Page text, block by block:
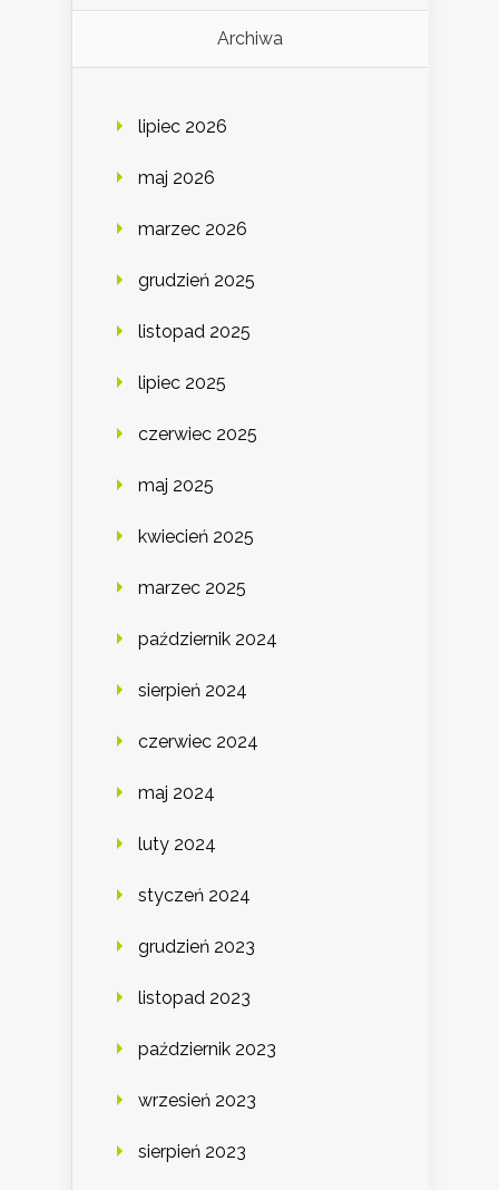
Archiwa
lipiec 2026
maj 2026
marzec 2026
grudzień 2025
listopad 2025
lipiec 2025
czerwiec 2025
maj 2025
kwiecień 2025
marzec 2025
październik 2024
sierpień 2024
czerwiec 2024
maj 2024
luty 2024
styczeń 2024
grudzień 2023
listopad 2023
październik 2023
wrzesień 2023
sierpień 2023